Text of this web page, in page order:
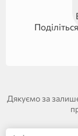
Дякуємо за